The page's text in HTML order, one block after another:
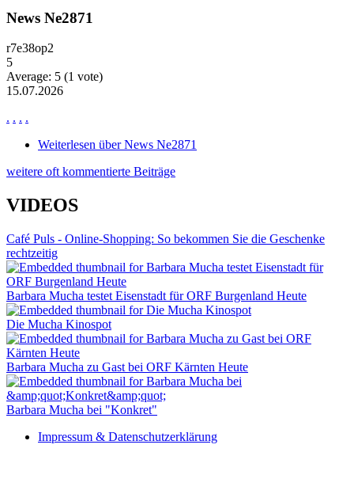
News Ne2871
r7e38op2
5
Average: 5 (1 vote)
15.07.2026
. . . .
Weiterlesen über News Ne2871
weitere oft kommentierte Beiträge
VIDEOS
Café Puls - Online-Shopping: So bekommen Sie die Geschenke
rechtzeitig
Barbara Mucha testet Eisenstadt für ORF Burgenland Heute
Die Mucha Kinospot
Barbara Mucha zu Gast bei ORF Kärnten Heute
Barbara Mucha bei "Konkret"
Impressum & Datenschutzerklärung